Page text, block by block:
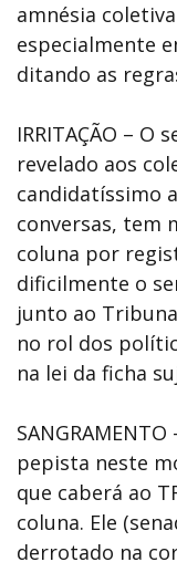
amnésia
especialmente
ditando as
IRRITAÇÃO – O
revelado aos
candidatíssimo
conversas, tem
coluna por
dificilmente o
junto ao
no rol dos
na lei da ficha
pepista neste
que caberá ao
coluna. Ele
derrotado na